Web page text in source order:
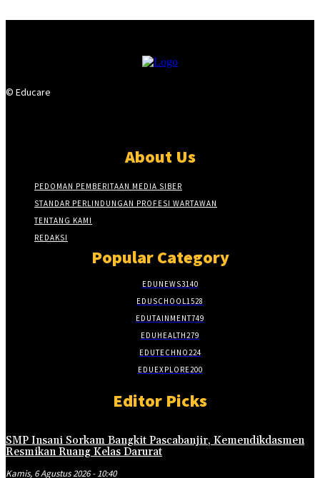
© Educare
About Us
PEDOMAN PEMBERITAAN MEDIA SIBER
STANDAR PERLINDUNGAN PROFESI WARTAWAN
TENTANG KAMI
REDAKSI
Popular Category
EDUNEWS3140
EDUSCHOOL1528
EDUTAINMENT749
EDUHEALTH279
EDUTECHNO224
EDUEXPLORE200
Editor Picks
SMP Insani Sorkam Bangkit Pascabanjir, Kemendikdasmen
Resmikan Ruang Kelas Darurat
Kamis, 6 Agustus 2026 - 10:40